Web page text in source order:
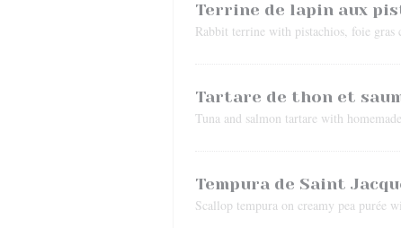
Terrine de lapin aux
Rabbit terrine with pistachios, foie gras
Tartare de thon et
Tuna and salmon tartare with
Tempura de Saint
Scallop tempura on creamy pea purée